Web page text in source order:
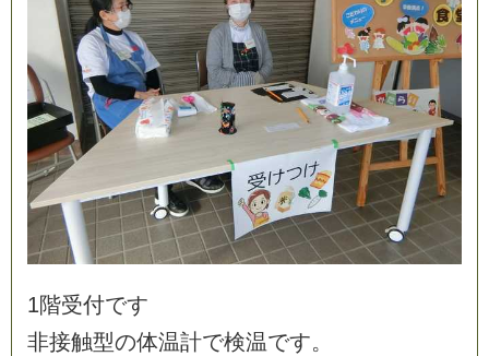
1階受付です
非接触型の体温計で検温です。